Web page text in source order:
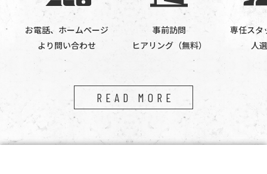
お電話、ホームページ
より問い合わせ
事前訪問
ヒアリング（無料）
専任スタ
人選
READ MORE